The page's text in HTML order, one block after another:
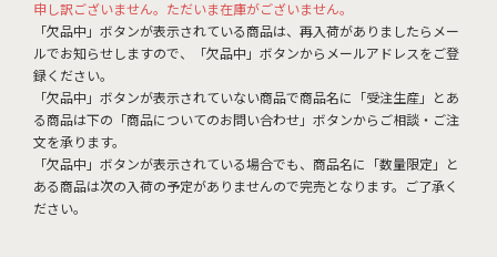
申し訳ございません。ただいま在庫がございません。
「欠品中」ボタンが表示されている商品は、再入荷がありましたらメー
ルでお知らせしますので、「欠品中」ボタンからメールアドレスをご登
録ください。
「欠品中」ボタンが表示されていない商品で商品名に「受注生産」とあ
る商品は下の「商品についてのお問い合わせ」ボタンからご相談・ご注
文を承ります。
「欠品中」ボタンが表示されている場合でも、商品名に「数量限定」と
ある商品は次の入荷の予定がありませんので完売となります。ご了承く
ださい。